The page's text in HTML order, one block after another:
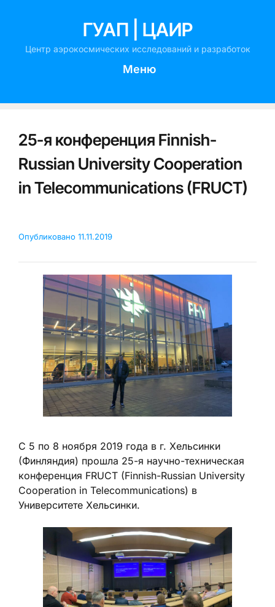
ГУАП | ЦАИР
Центр аэрокосмических исследований и разработок
Меню
25-я конференция Finnish-
Russian University Cooperation
in Telecommunications (FRUCT)
Опубликовано 11.11.2019
С 5 по 8 ноября 2019 года в г. Хельсинки
(Финляндия) прошла 25-я научно-техническая
конференция FRUCT (Finnish-Russian University
Cooperation in Telecommunications) в
Университете Хельсинки.